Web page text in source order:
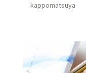
kappomatsuya